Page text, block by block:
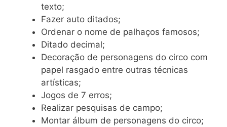
texto;
Fazer auto ditados;
Ordenar o nome de palhaços famosos;
Ditado decimal;
Decoração de personagens do circo com
papel rasgado entre outras técnicas
artísticas;
Jogos de 7 erros;
Realizar pesquisas de campo;
Montar álbum de personagens do circo;